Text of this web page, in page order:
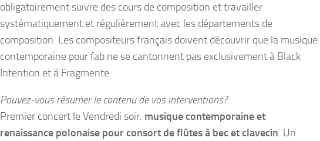
obligatoirement suivre des cours de composition et travailler
systématiquement et régulièrement avec les départements de
composition. Les compositeurs français doivent découvrir que la musique
contemporaine pour fab ne se cantonnent pas exclusivement à Black
Intention et à Fragmente
Pouvez-vous résumer le contenu de vos interventions?
Premier concert le Vendredi soir: musique contemporaine et
renaissance polonaise pour consort de flûtes à bec et clavecin. Un